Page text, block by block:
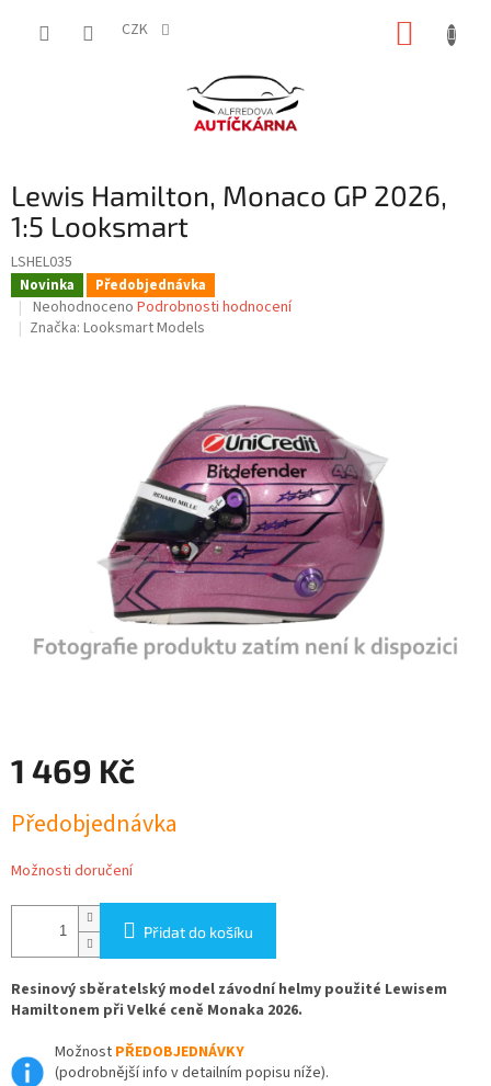
CZK
Lewis Hamilton, Monaco GP 2026,
1:5 Looksmart
LSHEL035
Novinka Předobjednávka
Průměrné
hodnocení
Neohodnoceno Podrobnosti hodnocení
Značka: Looksmart Models
1 469 Kč
cena:
Předobjednávka
Možnosti doručení
Přidat do košíku
Resinový sběratelský model závodní helmy použité Lewisem
Hamiltonem při Velké ceně Monaka 2026.
Možnost PŘEDOBJEDNÁVKY
(podrobnější info v detailním popisu níže).